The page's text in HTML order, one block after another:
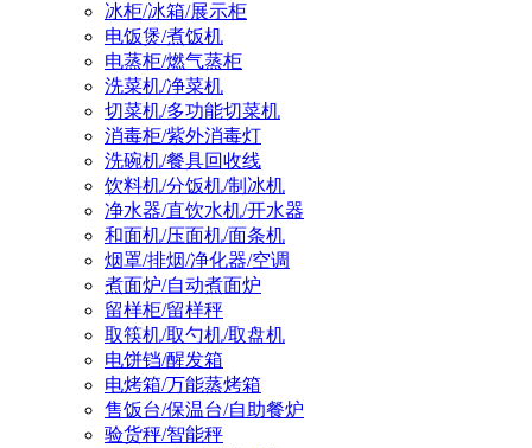
冰柜/冰箱/展示柜
电饭煲/煮饭机
电蒸柜/燃气蒸柜
洗菜机/净菜机
切菜机/多功能切菜机
消毒柜/紫外消毒灯
洗碗机/餐具回收线
饮料机/分饭机/制冰机
净水器/直饮水机/开水器
和面机/压面机/面条机
烟罩/排烟/净化器/空调
煮面炉/自动煮面炉
留样柜/留样秤
取筷机/取勺机/取盘机
电饼铛/醒发箱
电烤箱/万能蒸烤箱
售饭台/保温台/自助餐炉
验货秤/智能秤